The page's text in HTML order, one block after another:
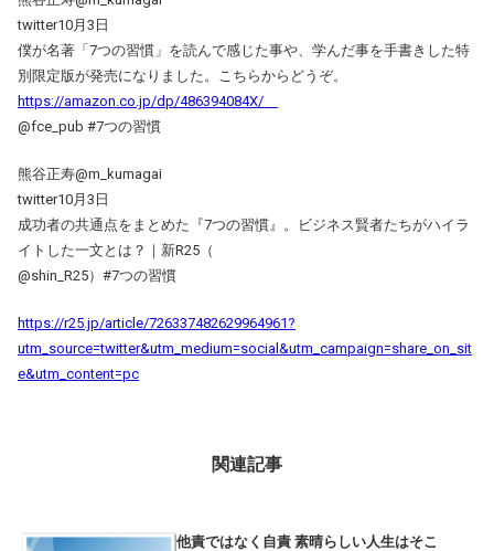
twitter10月3日
僕が名著「7つの習慣」を読んで感じた事や、学んだ事を手書きした特
別限定版が発売になりました。こちらからどうぞ。
https://amazon.co.jp/dp/486394084X/
@fce_pub #7つの習慣
熊谷正寿@m_kumagai
twitter10月3日
成功者の共通点をまとめた『7つの習慣』。ビジネス賢者たちがハイラ
イトした一文とは？｜新R25（
@shin_R25）#7つの習慣
https://r25.jp/article/726337482629964961?
utm_source=twitter&utm_medium=social&utm_campaign=share_on_sit
e&utm_content=pc
関連記事
他責ではなく自責 素晴らしい人生はそこ